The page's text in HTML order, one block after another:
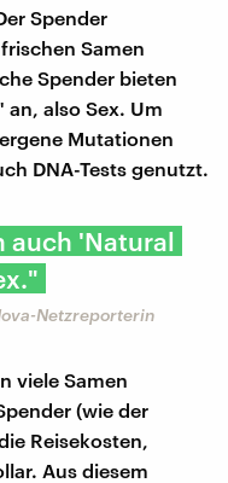
Spender
Samen
Spender bieten
also Sex. Um
Mutationen
DNA-Tests genutzt.
auch 'Natural
Netzreporterin
viele Samen
(wie der
Reisekosten,
Aus diesem